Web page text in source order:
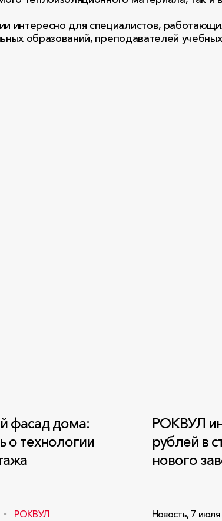
интересно для специалистов,
образований, преподавателей
фасад дома:
о технологии
РОКВУЛ
РОКВУЛ
рублей в
нового
Новость, 7 июля